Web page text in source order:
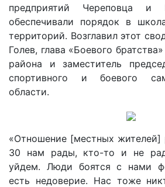
предприятий Череповца и
обеспечивали порядок в
территорий. Возглавил этот
Голев, глава «Боевого
района и заместитель
спортивного и боевого
области.
«Отношение [местных жителей]
30 нам рады, кто-то и не
уйдем. Люди боятся с нами
есть недоверие. Нас тоже